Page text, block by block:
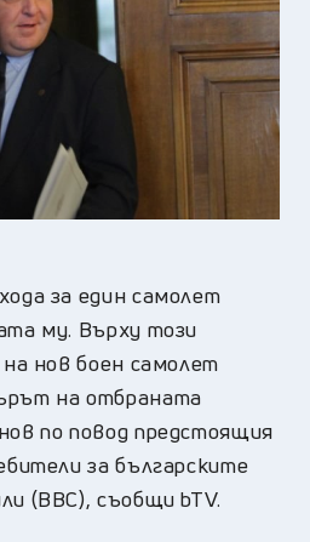
за един самолет
му. Върху този
нов боен самолет
на отбраната
по повод предстоящия
за българските
(ВВС), съобщи bTV.